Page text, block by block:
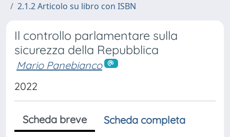
2.1.2 Articolo su libro con ISBN
Il controllo parlamentare sulla
sicurezza della Repubblica
Mario Panebianco
2022
Scheda breve
Scheda completa